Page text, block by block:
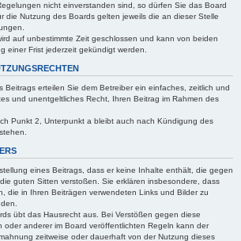
nicht einverstanden sind, so dürfen Sie das Board
die Nutzung des Boards gelten jeweils die an dieser Stelle
auf unbestimmte Zeit geschlossen und kann von beiden
einer Frist jederzeit gekündigt werden.
Beitrags erteilen Sie dem Betreiber ein einfaches, zeitlich und
und unentgeltliches Recht, Ihren Beitrag im Rahmen des
Punkt 2, Unterpunkt a bleibt auch nach Kündigung des
eines Beitrags, dass er keine Inhalte enthält, die gegen
guten Sitten verstoßen. Sie erklären insbesondere, dass
die in Ihren Beiträgen verwendeten Links und Bilder zu
übt das Hausrecht aus. Bei Verstößen gegen diese
oder anderer im Board veröffentlichten Regeln kann der
zeitweise oder dauerhaft von der Nutzung dieses